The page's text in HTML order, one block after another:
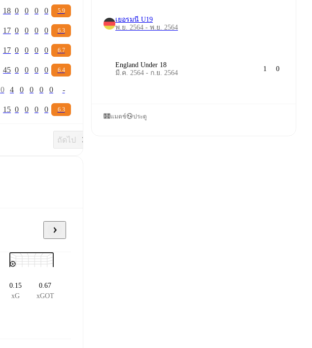
18 0 0 0 0 5.9
17 0 0 0 0 6.3
17 0 0 0 0 6.7
45 0 0 0 0 6.4
0 4 0 0 0 0 -
15 0 0 0 0 6.3
ถัดไป
0.15
xG
0.67
xGOT
เยอรมนี U19
พ.ย. 2564 - พ.ย. 2564
England Under 18
มี.ค. 2564 - ก.ย. 2564
1 0
แมตช์ ประตู